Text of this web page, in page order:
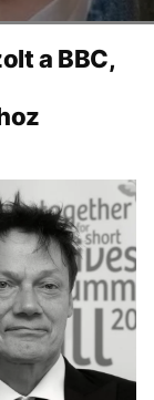
a BBC,